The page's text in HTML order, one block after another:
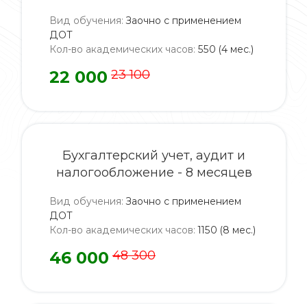
Вид обучения: Заочно с применением
ДОТ
Кол-во академических часов: 550 (4 мес.)
22 000 23 100
Бухгалтерский учет, аудит и
налогообложение - 8 месяцев
Вид обучения: Заочно с применением
ДОТ
Кол-во академических часов: 1150 (8 мес.)
46 000 48 300